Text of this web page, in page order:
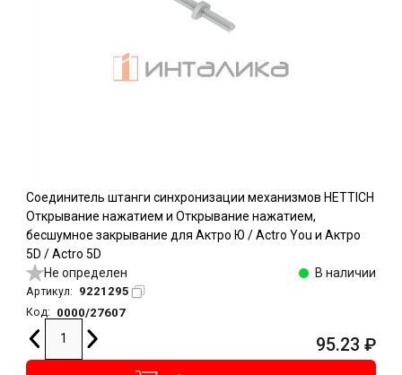
Соединитель штанги синхронизации механизмов HETTICH
Открывание нажатием и Открывание нажатием,
бесшумное закрывание для Актро Ю / Actro You и Актро
5D / Actro 5D
Не определен
В наличии
Артикул: 9221295
Код: 0000/27607
95.23 ₽